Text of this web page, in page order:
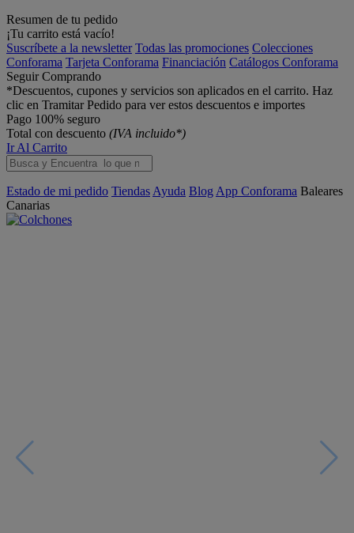
Resumen de tu pedido
¡Tu carrito está vacío!
Suscríbete a la newsletter Todas las promociones Colecciones
Conforama Tarjeta Conforama Financiación Catálogos Conforama
Seguir Comprando
*Descuentos, cupones y servicios son aplicados en el carrito. Haz
clic en Tramitar Pedido para ver estos descuentos e importes
Pago 100% seguro
Total con descuento (IVA incluido*)
Ir Al Carrito
Estado de mi pedido Tiendas Ayuda Blog App Conforama Baleares
Canarias